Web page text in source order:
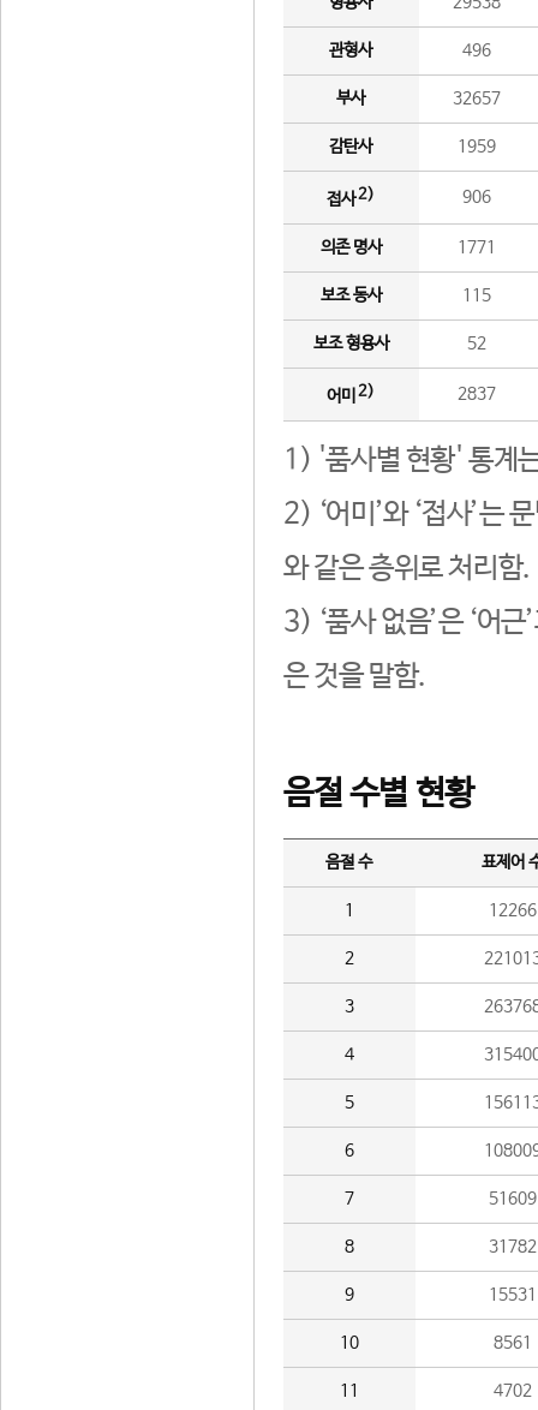
관형사 496
부사 32657
감탄사 1959
접사2) 906
의존 명사 1771
보조 동사 115
보조 형용사 52
어미 2) 2837
1) '품사별 현황' 통계
2) ‘어미’와 ‘접사’는
와 같은 층위로 처리함.
3) ‘품사 없음’은 ‘어
은 것을 말함.
음절 수별 현황
음절 수 표제어
1 12266
2
3
4
5
6
7 51609
8 31782
9 15531
10 8561
11 4702